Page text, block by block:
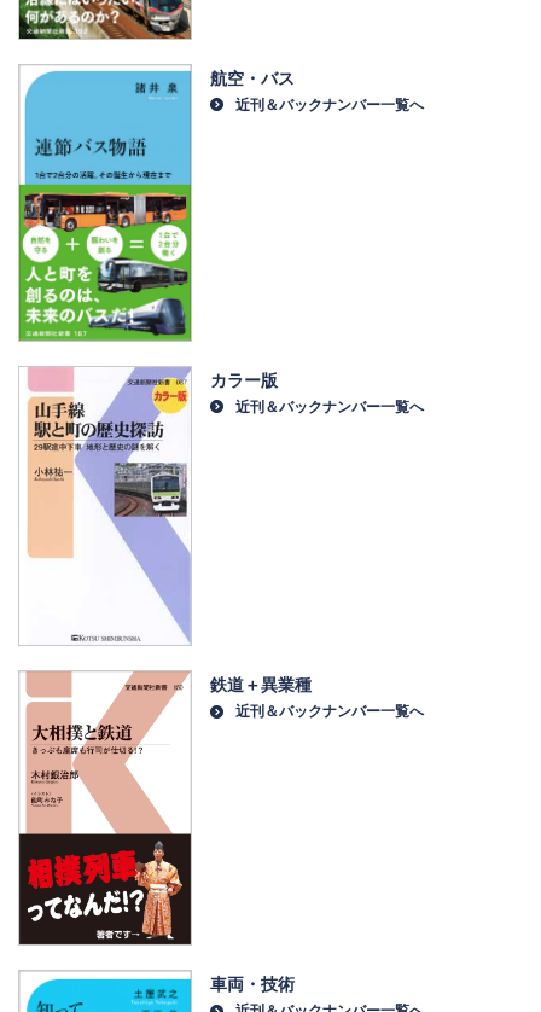
航空・バス
近刊＆バックナンバー一覧へ
カラー版
近刊＆バックナンバー一覧へ
鉄道＋異業種
近刊＆バックナンバー一覧へ
車両・技術